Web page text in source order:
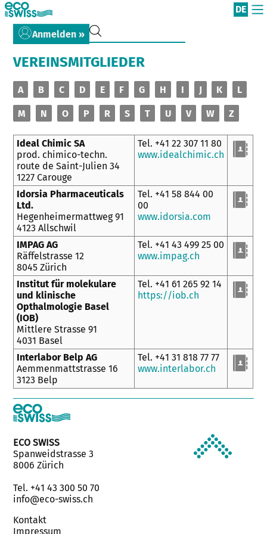
DE
VEREINSMITGLIEDER
A B C D E F G H I J K L
M N O P R S T U V W Z
Ideal Chimic SA
prod. chimico-techn.
route de Saint-Julien 34
1227 Carouge
Tel. +41 22 307 11 80
www.idealchimic.ch
Idorsia Pharmaceuticals
Ltd.
Hegenheimermattweg 91
4123 Allschwil
Tel. +41 58 844 00
00
www.idorsia.com
IMPAG AG
Räffelstrasse 12
8045 Zürich
Tel. +41 43 499 25 00
www.impag.ch
Institut für molekulare
und klinische
Opthalmologie Basel
(IOB)
Mittlere Strasse 91
4031 Basel
Tel. +41 61 265 92 14
https://iob.ch
Interlabor Belp AG
Aemmenmattstrasse 16
3123 Belp
Tel. +41 31 818 77 77
www.interlabor.ch
Anmelden »
ECO SWISS
Spanweidstrasse 3
8006 Zürich
Tel. +41 43 300 50 70
info@eco-swiss.ch
Kontakt
Impressum